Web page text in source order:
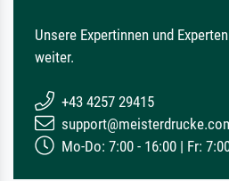
Unsere Expertinnen und
weiter.
+43 4257 29415
Mo-Do: 7:00 - 16:00 | Fr: